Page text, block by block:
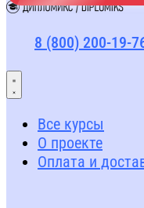
8 (800) 200-19-
Все курсы
О проекте
Оплата и